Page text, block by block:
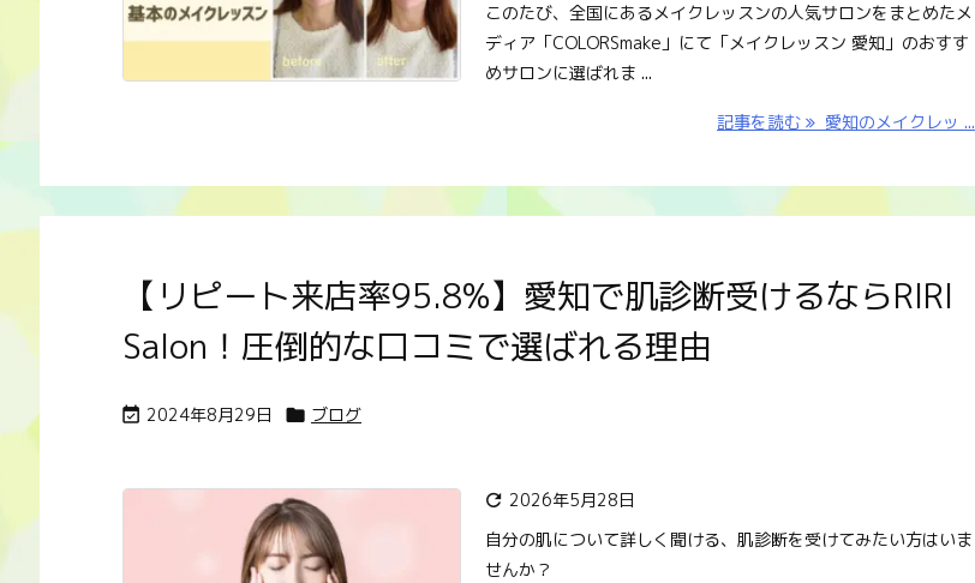
このたび、全国にあるメイクレッスンの人気サロンをまとめたメ
ディア「COLORSmake」にて「メイクレッスン 愛知」のおすす
めサロンに選ばれま ...
記事を読む 愛知のメイクレッ ...
【リピート来店率95.8%】愛知で肌診断受けるならRIRI
Salon！圧倒的な口コミで選ばれる理由
 2024年8月29日  ブログ
 2026年5月28日
自分の肌について詳しく聞ける、肌診断を受けてみたい方はいま
せんか？